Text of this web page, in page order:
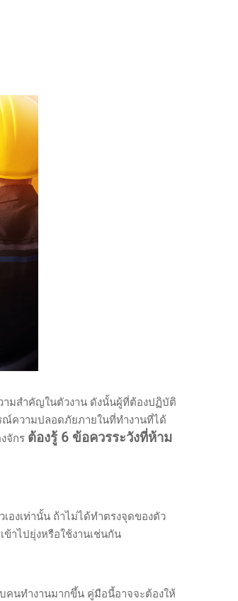
ามสำคัญในตัวงาน ดังนั้นผู้ที่ต้องปฏิบัติ
ณ์ความปลอดภัยภายในที่ทำงานที่ได้
จักร ต้องรู้ 6 ข้อควรระวังที่ห้าม
องเท่านั้น ถ้าไม่ได้ทำตรงจุดของตัว
าไปยุ่งหรือใช้งานเช่นกัน
คนทำงานมากขึ้น คู่มือนี้อาจจะต้องให้